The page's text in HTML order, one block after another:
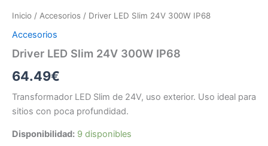
Inicio / Accesorios / Driver LED Slim 24V 300W IP68
Accesorios
Driver LED Slim 24V 300W IP68
64.49€
Transformador LED Slim de 24V, uso exterior. Uso ideal para
sitios con poca profundidad.
Disponibilidad: 9 disponibles